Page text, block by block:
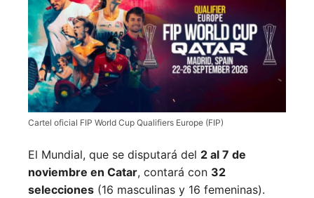
Cartel oficial FIP World Cup Qualifiers Europe (FIP)
El Mundial, que se disputará del 2 al 7 de
noviembre en Catar, contará con 32
selecciones (16 masculinas y 16 femeninas).